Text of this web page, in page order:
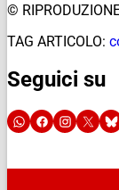
©
TAG ARTICOLO:
Seguici su